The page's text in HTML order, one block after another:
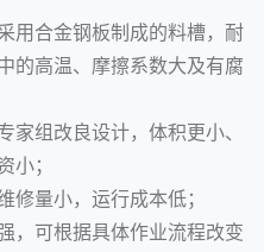
用合金钢板制成的料槽，耐
的高温、摩擦系数大及有腐
组改良设计，体积更小、
小；
修量小，运行成本低；
，可根据具体作业流程改变